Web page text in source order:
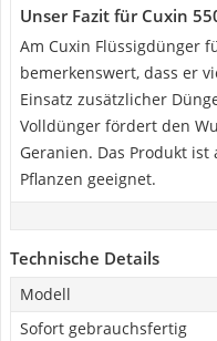
Unser Fazit für Cuxin
Am Cuxin Flüssigdünger
bemerkenswert, dass er
Einsatz zusätzlicher
Volldünger fördert den
Geranien. Das Produkt
Pflanzen geeignet.
Technische Details
Modell
Sofort gebrauchsfertig